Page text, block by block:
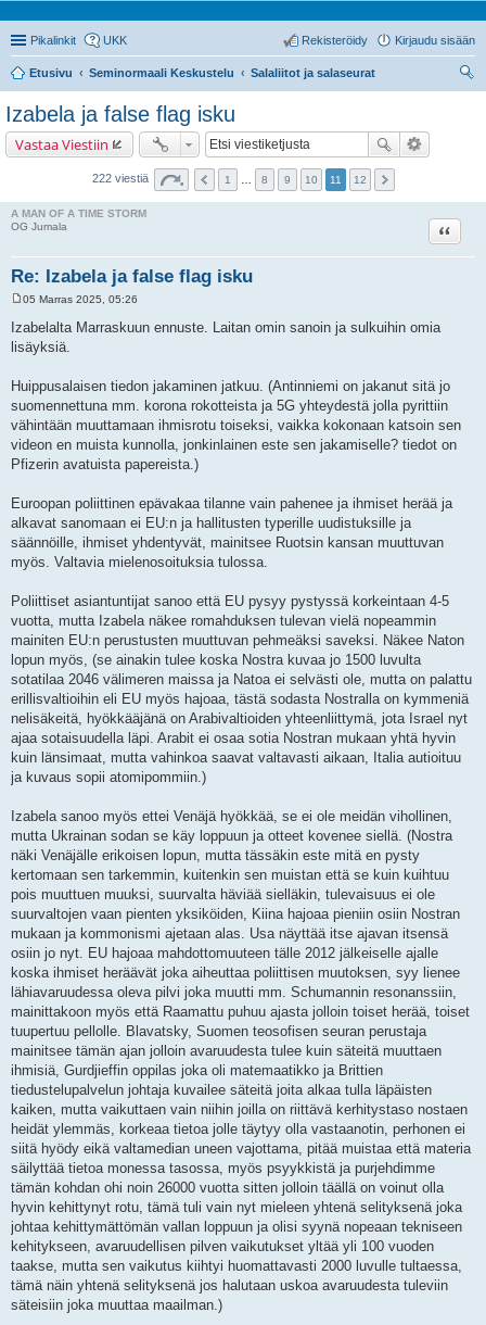
Pikalinkit UKK Kirjaudu sisään
Rekisteröidy
Etusivu Seminormaali Keskustelu
Salaliitot ja salaseurat
Izabela ja false flag isku
Vastaa Viestiin
222 viestiä 1 8 9 10 11 12
A MAN OF A TIME STORM
OG Jumala
Re: Izabela ja false flag isku
Lainaa
e
s
05 Marras 2025, 05:26
Izabelalta Marraskuun ennuste. Laitan omin sanoin ja sulkuihin omia
lisäyksiä.
Huippusalaisen tiedon jakaminen jatkuu. (Antinniemi on jakanut sitä jo
suomennettuna mm. korona rokotteista ja 5G yhteydestä jolla pyrittiin
vähintään muuttamaan ihmisrotu toiseksi, vaikka kokonaan katsoin sen
videon en muista kunnolla, jonkinlainen este sen jakamiselle? tiedot on
Pfizerin avatuista papereista.)
Euroopan poliittinen epävakaa tilanne vain pahenee ja ihmiset herää ja
alkavat sanomaan ei EU:n ja hallitusten typerille uudistuksille ja
säännöille, ihmiset yhdentyvät, mainitsee Ruotsin kansan muuttuvan
myös. Valtavia mielenosoituksia tulossa.
Poliittiset asiantuntijat sanoo että EU pysyy pystyssä korkeintaan 4-5
vuotta, mutta Izabela näkee romahduksen tulevan vielä nopeammin
mainiten EU:n perustusten muuttuvan pehmeäksi saveksi. Näkee Naton
lopun myös, (se ainakin tulee koska Nostra kuvaa jo 1500 luvulta
sotatilaa 2046 välimeren maissa ja Natoa ei selvästi ole, mutta on palattu
erillisvaltioihin eli EU myös hajoaa, tästä sodasta Nostralla on kymmeniä
nelisäkeitä, hyökkääjänä on Arabivaltioiden yhteenliittymä, jota Israel nyt
ajaa sotaisuudella läpi. Arabit ei osaa sotia Nostran mukaan yhtä hyvin
kuin länsimaat, mutta vahinkoa saavat valtavasti aikaan, Italia autioituu
ja kuvaus sopii atomipommiin.)
Izabela sanoo myös ettei Venäjä hyökkää, se ei ole meidän vihollinen,
mutta Ukrainan sodan se käy loppuun ja otteet kovenee siellä. (Nostra
näki Venäjälle erikoisen lopun, mutta tässäkin este mitä en pysty
kertomaan sen tarkemmin, kuitenkin sen muistan että se kuin kuihtuu
pois muuttuen muuksi, suurvalta häviää sielläkin, tulevaisuus ei ole
suurvaltojen vaan pienten yksiköiden, Kiina hajoaa pieniin osiin Nostran
mukaan ja kommonismi ajetaan alas. Usa näyttää itse ajavan itsensä
osiin jo nyt. EU hajoaa mahdottomuuteen tälle 2012 jälkeiselle ajalle
koska ihmiset heräävät joka aiheuttaa poliittisen muutoksen, syy lienee
lähiavaruudessa oleva pilvi joka muutti mm. Schumannin resonanssiin,
mainittakoon myös että Raamattu puhuu ajasta jolloin toiset herää, toiset
tuupertuu pellolle. Blavatsky, Suomen teosofisen seuran perustaja
mainitsee tämän ajan jolloin avaruudesta tulee kuin säteitä muuttaen
ihmisiä, Gurdjieffin oppilas joka oli matemaatikko ja Brittien
tiedustelupalvelun johtaja kuvailee säteitä joita alkaa tulla läpäisten
kaiken, mutta vaikuttaen vain niihin joilla on riittävä kerhitystaso nostaen
heidät ylemmäs, korkeaa tietoa jolle täytyy olla vastaanotin, perhonen ei
siitä hyödy eikä valtamedian uneen vajottama, pitää muistaa että materia
säilyttää tietoa monessa tasossa, myös psyykkistä ja purjehdimme
tämän kohdan ohi noin 26000 vuotta sitten jolloin täällä on voinut olla
hyvin kehittynyt rotu, tämä tuli vain nyt mieleen yhtenä selityksenä joka
johtaa kehittymättömän vallan loppuun ja olisi syynä nopeaan tekniseen
kehitykseen, avaruudellisen pilven vaikutukset yltää yli 100 vuoden
taakse, mutta sen vaikutus kiihtyi huomattavasti 2000 luvulle tultaessa,
tämä näin yhtenä selityksenä jos halutaan uskoa avaruudesta tuleviin
säteisiin joka muuttaa maailman.)